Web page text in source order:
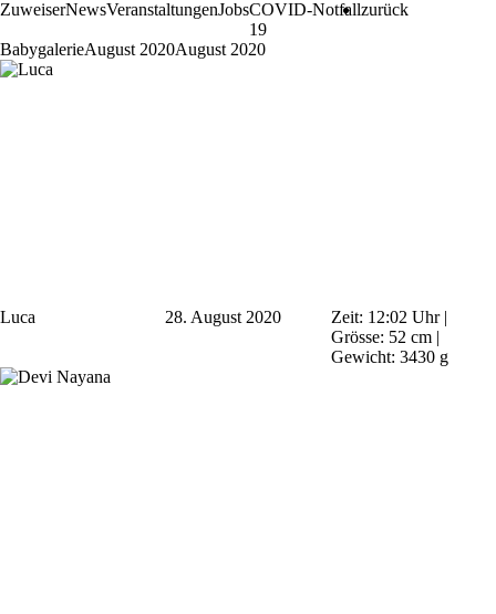
ZuweiserNewsVeranstaltungenJobsCOVID-
19
Notfallzurück
BabygalerieAugust 2020August 2020
Luca 28. August 2020
Zeit: 12:02 Uhr |
Grösse: 52 cm |
Gewicht: 3430 g